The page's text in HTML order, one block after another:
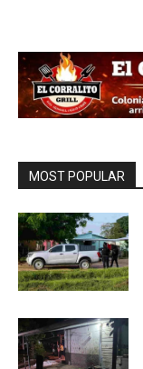
MOST POPULAR